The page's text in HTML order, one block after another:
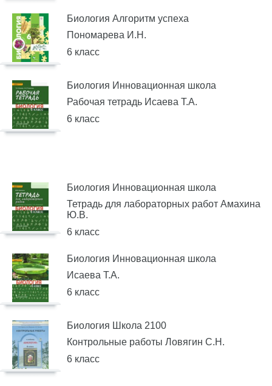
Биология Алгоритм успеха
Пономарева И.Н.
6 класс
Биология Инновационная школа
Рабочая тетрадь Исаева Т.А.
6 класс
Биология Инновационная школа
Тетрадь для лабораторных работ Амахина
Ю.В.
6 класс
Биология Инновационная школа
Исаева Т.А.
6 класс
Биология Школа 2100
Контрольные работы Ловягин С.Н.
6 класс